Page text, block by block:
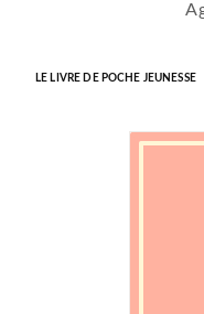
LE LIVRE DE POCHE JEUNESSE